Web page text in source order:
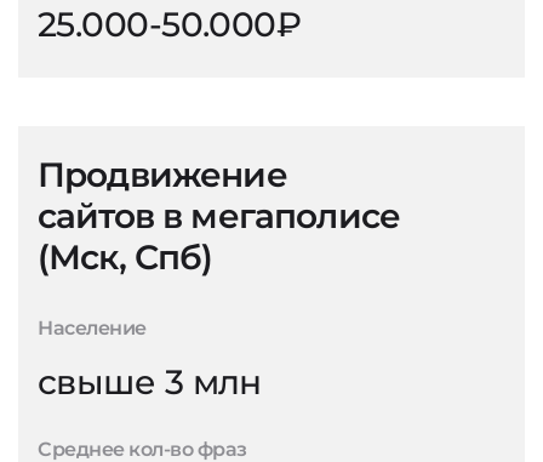
25.000-50.000₽
Продвижение
сайтов в мегаполисе
(Мск, Спб)
Население
свыше 3 млн
Среднее кол-во фраз